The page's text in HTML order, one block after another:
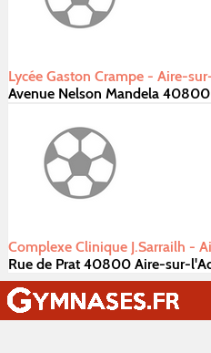
Lycée Gaston Crampe - Aire-
Avenue Nelson Mandela
Complexe Clinique J.Sarrailh -
Rue de Prat 40800 Aire-sur-